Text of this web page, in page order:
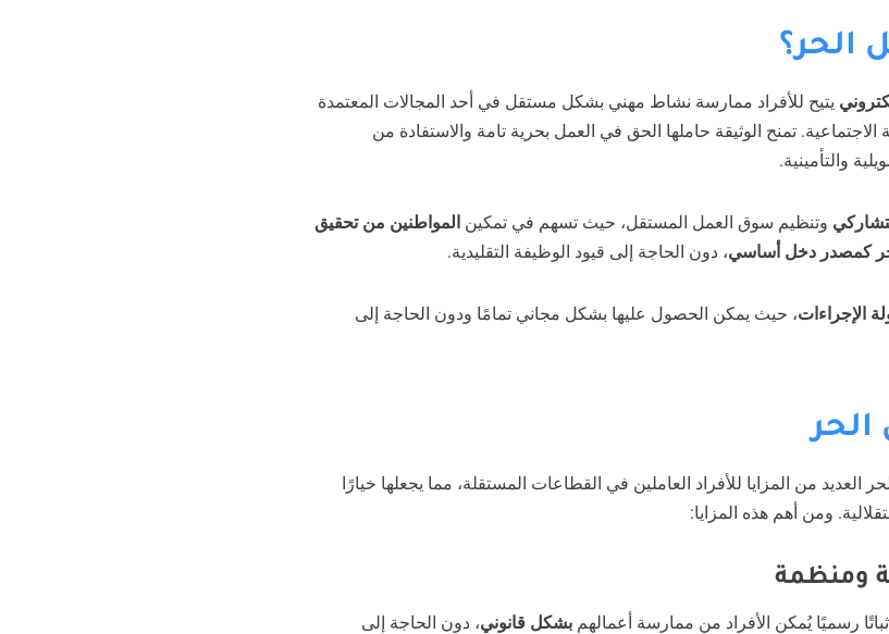
الحر؟
يتيح للأفراد ممارسة نشاط مهني بشكل مستقل في أحد المجالات المعتمدة
الاجتماعية. تمنح الوثيقة حاملها الحق في العمل بحرية تامة والاستفادة من
والتأمينية.
وتنظيم سوق العمل المستقل، حيث تسهم في تمكين المواطنين من تحقيق
كمصدر دخل أساسي، دون الحاجة إلى قيود الوظيفة التقليدية.
الإجراءات، حيث يمكن الحصول عليها بشكل مجاني تمامًا ودون الحاجة إلى
الحر
العديد من المزايا للأفراد العاملين في القطاعات المستقلة، مما يجعلها خيارًا
ومن أهم هذه المزايا:
رسميًا يُمكن الأفراد من ممارسة أعمالهمبشكل قانوني، دون الحاجة إلى